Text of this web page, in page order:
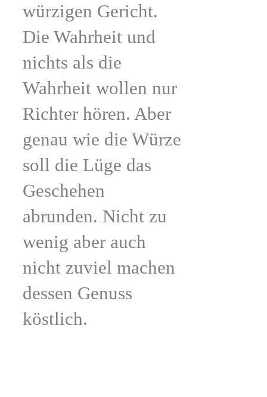
würzigen Gericht.
Die Wahrheit und
nichts als die
Wahrheit wollen nur
Richter hören. Aber
genau wie die Würze
soll die Lüge das
Geschehen
abrunden. Nicht zu
wenig aber auch
nicht zuviel machen
dessen Genuss
köstlich.